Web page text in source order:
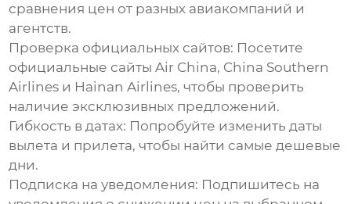
сравнения цен от разных авиакомпаний и
агентств.
Проверка официальных сайтов: Посетите
официальные сайты Air China, China Southern
Airlines и Hainan Airlines, чтобы проверить
наличие эксклюзивных предложений.
Гибкость в датах: Попробуйте изменить даты
вылета и прилета, чтобы найти самые дешевые
дни.
Подписка на уведомления: Подпишитесь на